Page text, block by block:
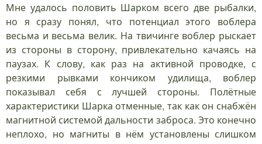
Мне удалось половить Шарком всего две рыбалки,
но я сразу понял, что потенциал этого воблера
весьма и весьма велик. На твичинге воблер рыскает
из стороны в сторону, привлекательно качаясь на
паузах. К слову, как раз на активной проводке, с
резкими рывками кончиком удилища, воблер
показывал себя с лучшей стороны. Полётные
характеристики Шарка отменные, так как он снабжён
магнитной системой дальности заброса. Это конечно
неплохо, но магниты в нём установлены слишком